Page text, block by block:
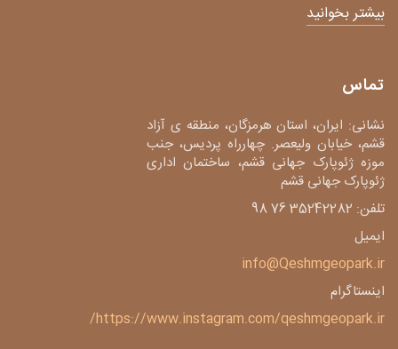
بیشتر بخوانید
تماس
نشانی: ایران، استان هرمزگان، منطقه ی آزاد
قشم، خیابان ولیعصر. چهارراه پردیس، جنب
موزه ژئوپارک جهانی قشم، ساختمان اداری
ژئوپارک جهانی قشم
تلفن: 35242282 76 98
ایمیل
info@Qeshmgeopark.ir
اینستاگرام
https://www.instagram.com/qeshmgeopark.ir/